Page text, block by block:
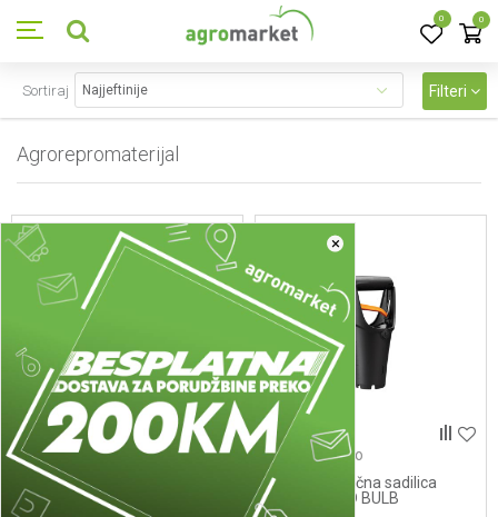
0 0
×
Agrorepromaterijal
Sortiraj Filteri
Domaćinstvo
1057078 Sadilica ERGO
STANDING BULB
Domaćinstvo
1057079 Ručna sadilica
SOLID HAND BULB